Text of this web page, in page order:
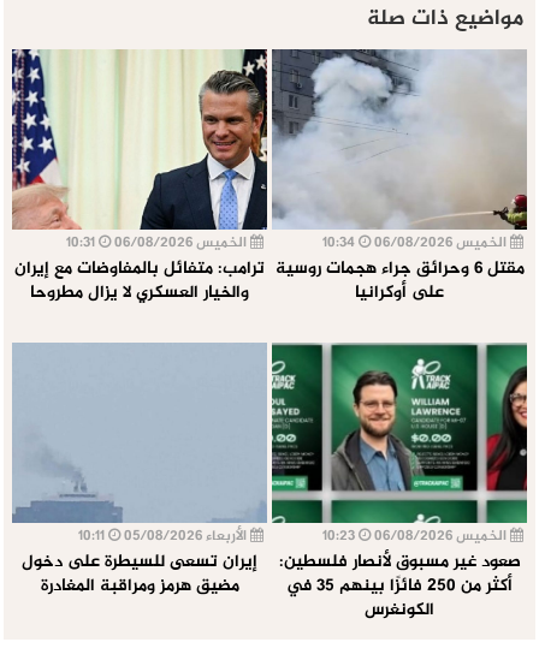
مواضيع ذات صلة
الخميس 06/08/2026
مقتل 6 وحرائق جراء هجمات روسية
على أوكرانيا
الخميس 06/08/2026
ترامب: متفائل بالمفاوضات مع إيران
والخيار العسكري لا يزال مطروحا
الخميس 06/08/2026
صعود غير مسبوق لأنصار فلسطين:
أكثر من 250 فائزًا بينهم 35 في
الكونغرس
الأربعاء 05/08/2026
إيران تسعى للسيطرة على دخول
مضيق هرمز ومراقبة المغادرة